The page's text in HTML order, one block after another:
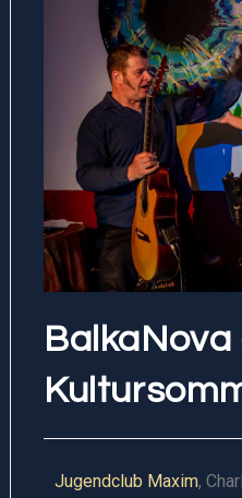
BalkaNova
Jugendclub Maxim,